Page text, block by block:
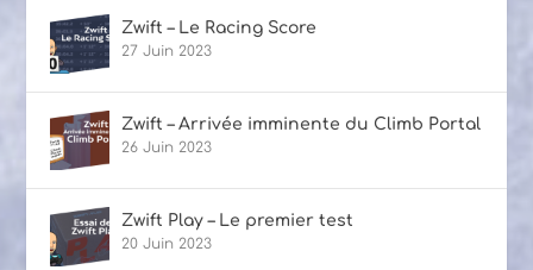
Zwift – Le Racing Score
27 Juin 2023
Zwift – Arrivée imminente du Climb Portal
26 Juin 2023
Zwift Play – Le premier test
20 Juin 2023